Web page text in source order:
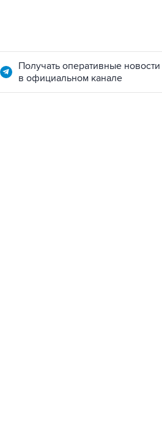
Получать оперативные новости
в официальном канале